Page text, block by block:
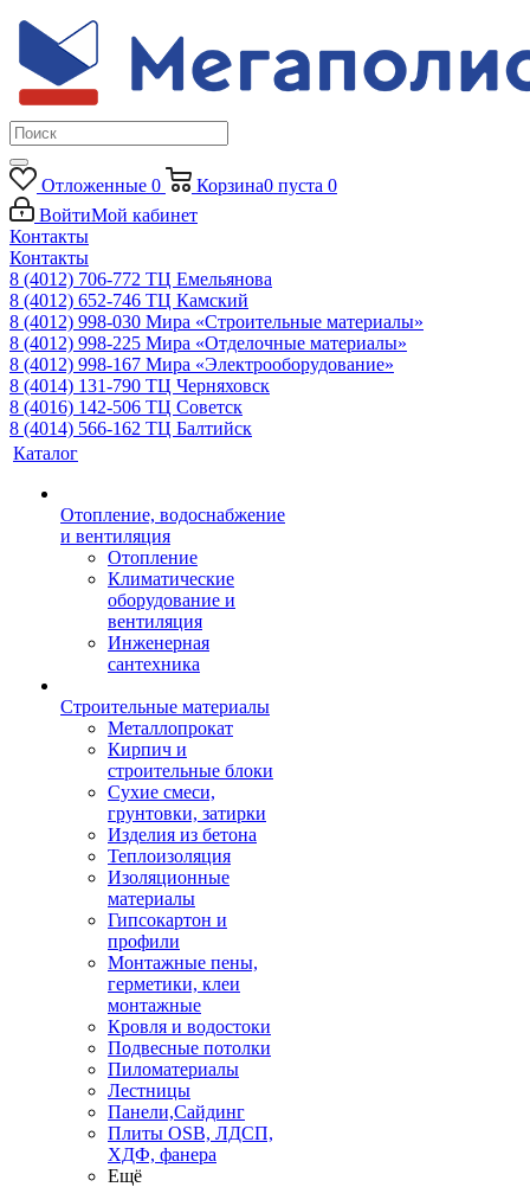
Отложенные 0 Корзина0 пуста 0
ВойтиМой кабинет
Контакты
Контакты
8 (4012) 706-772 ТЦ Емельянова
8 (4012) 652-746 ТЦ Камский
8 (4012) 998-030 Мира «Строительные материалы»
8 (4012) 998-225 Мира «Отделочные материалы»
8 (4012) 998-167 Мира «Электрооборудование»
8 (4014) 131-790 ТЦ Черняховск
8 (4016) 142-506 ТЦ Советск
8 (4014) 566-162 ТЦ Балтийск
Каталог
Отопление, водоснабжение
и вентиляция
Отопление
Климатические
оборудование и
вентиляция
Инженерная
сантехника
Строительные материалы
Металлопрокат
Кирпич и
строительные блоки
Сухие смеси,
грунтовки, затирки
Изделия из бетона
Теплоизоляция
Изоляционные
материалы
Гипсокартон и
профили
Монтажные пены,
герметики, клеи
монтажные
Кровля и водостоки
Подвесные потолки
Пиломатериалы
Лестницы
Панели,Сайдинг
Плиты OSB, ЛДСП,
ХДФ, фанера
Ещё